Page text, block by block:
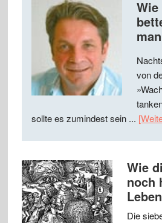
man
von
sollte es zumindest sein ...
Wie
noch
Die